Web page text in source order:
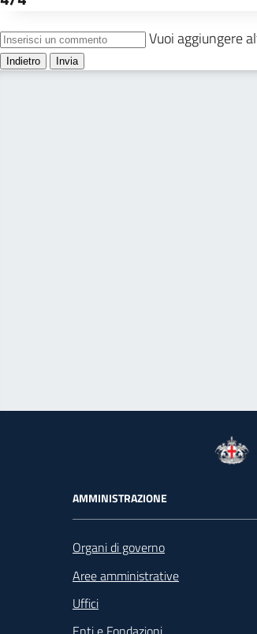
Footer -
AMMINISTRAZIONE
Organi di governo
Aree amministrative
Uffici